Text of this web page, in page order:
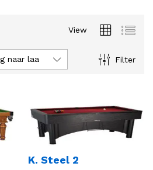
View
Filter
naar laag
K. Steel 2